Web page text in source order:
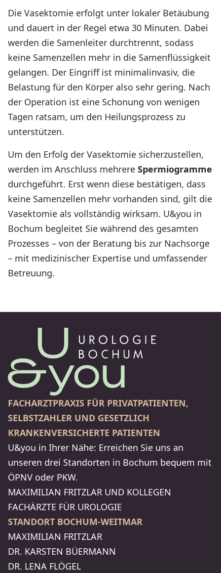
MO | DI
15:00 – 17:30 UHR
Die Vasek­tomie erfolgt unter lokaler Betäubung
und dauert in der Regel etwa 30 Minuten. Dabei
werden die Samen­leiter durch­trennt, sodass
keine Samen­zellen mehr in die Samen­flüs­sig­keit
gelangen. Der Eingriff ist mini­mal­in­vasiv, die
Belastung für den Körper also sehr gering. Nach
der Operation ist eine Schonung von wenigen
Tagen ratsam, um den Heilungs­pro­zess zu
unter­stützen.
Um den Erfolg der Vasek­tomie sicher­zu­stellen,
werden im Anschluss mehrere Sper­mio­gramme
durch­ge­führt. Erst wenn diese bestä­tigen, dass
keine Samen­zellen mehr vorhanden sind, gilt die
Vasek­tomie als voll­ständig wirksam. U&you in
Bochum begleitet Sie während des gesamten
Prozesses – von der Beratung bis zur Nachsorge
– mit medi­zi­ni­scher Expertise und umfas­sender
Betreuung.
FACHARZTPRAXIS FÜR PRIVATPATIENTEN,
SELBSTZAHLER UND GESETZLICH
KRANKENVERSICHERTE PATIENTEN
U&you in Ihrer Nähe: Erreichen Sie uns an
unseren drei Stand­orten in Bochum bequem mit
ÖPNV oder PKW.
MAXI­MI­LIAN FRITZLAR UND KOLLEGEN
FACHÄRZTE FÜR UROLOGIE
STANDORT BOCHUM-WEITMAR
MAXI­MI­LIAN FRITZLAR
DR. KARSTEN BÜERMANN
DR. LENA FLÖGEL